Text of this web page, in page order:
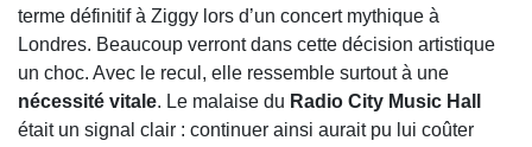
terme définitif à Ziggy lors d’un concert mythique à
Londres. Beaucoup verront dans cette décision artistique
un choc. Avec le recul, elle ressemble surtout à une
nécessité vitale. Le malaise du Radio City Music Hall
était un signal clair : continuer ainsi aurait pu lui coûter